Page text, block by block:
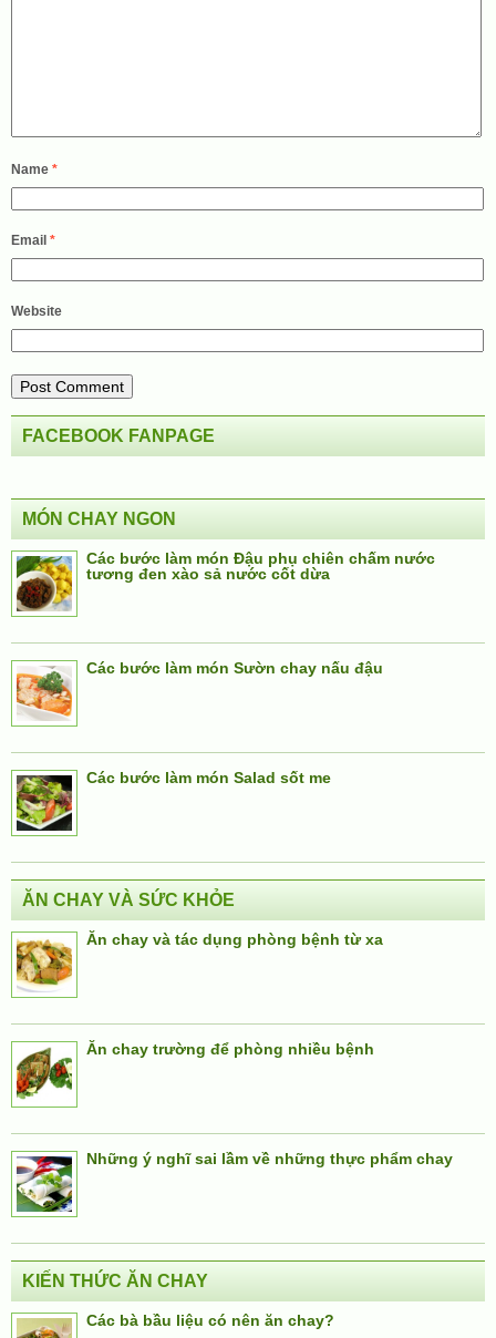
Name *
Email *
Website
FACEBOOK FANPAGE
MÓN CHAY NGON
Các bước làm món Đậu phụ chiên chấm nước
tương đen xào sả nước cốt dừa
Các bước làm món Sườn chay nấu đậu
Các bước làm món Salad sốt me
ĂN CHAY VÀ SỨC KHỎE
Ăn chay và tác dụng phòng bệnh từ xa
Ăn chay trường để phòng nhiều bệnh
Những ý nghĩ sai lầm về những thực phẩm chay
KIẾN THỨC ĂN CHAY
Các bà bầu liệu có nên ăn chay?